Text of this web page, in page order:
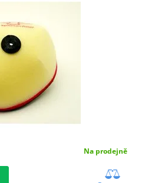
Na prodejně